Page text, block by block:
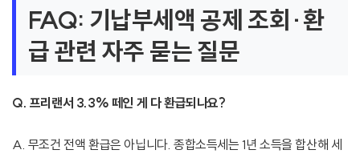
FAQ: 기납부세액 공제 조회·환
급 관련 자주 묻는 질문
Q. 프리랜서 3.3% 떼인 게 다 환급되나요?
A. 무조건 전액 환급은 아닙니다. 종합소득세는 1년 소득을 합산해 세